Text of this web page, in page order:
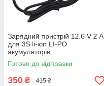
Зарядний пристрій 12.6 V 2 А
для 3S li-ion LI-PO
акумуляторів
Готово до відправки
350 ₴ 415 ₴